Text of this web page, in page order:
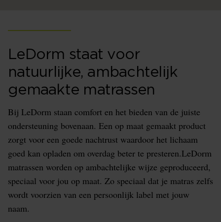
LeDorm staat voor
natuurlijke, ambachtelijk
gemaakte matrassen
Bij LeDorm staan comfort en het bieden van de juiste
ondersteuning bovenaan. Een op maat gemaakt product
zorgt voor een goede nachtrust waardoor het lichaam
goed kan opladen om overdag beter te presteren.LeDorm
matrassen worden op ambachtelijke wijze geproduceerd,
speciaal voor jou op maat. Zo speciaal dat je matras zelfs
wordt voorzien van een persoonlijk label met jouw
naam.